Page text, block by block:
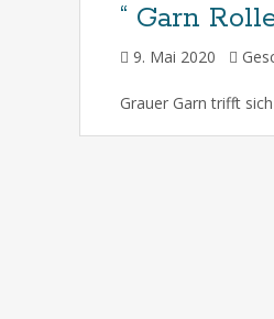
“ Garn
9. Mai 2020